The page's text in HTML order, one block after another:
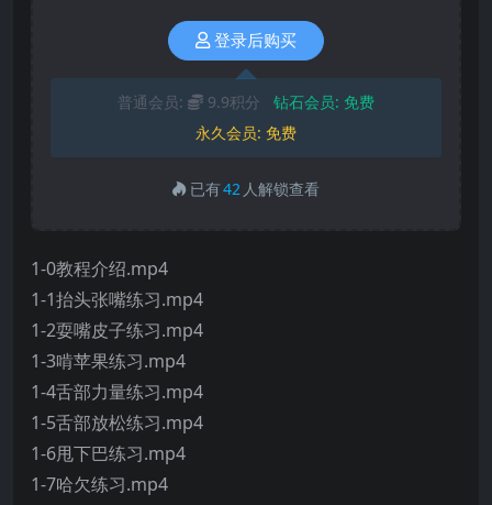
登录后购买
普通会员: 9.9积分 钻石会员: 免费
永久会员: 免费
已有42 人解锁查看
1-0教程介绍.mp4
1-1抬头张嘴练习.mp4
1-2耍嘴皮子练习.mp4
1-3啃苹果练习.mp4
1-4舌部力量练习.mp4
1-5舌部放松练习.mp4
1-6甩下巴练习.mp4
1-7哈欠练习.mp4